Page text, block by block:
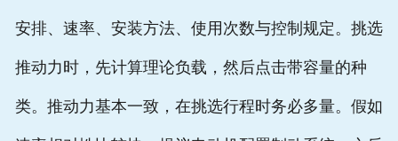
安排、速率、安装方法、使用次数与控制规定。挑选
推动力时，先计算理论负载，然后点击带容量的种
类。推动力基本一致，在挑选行程时务必多量。假如